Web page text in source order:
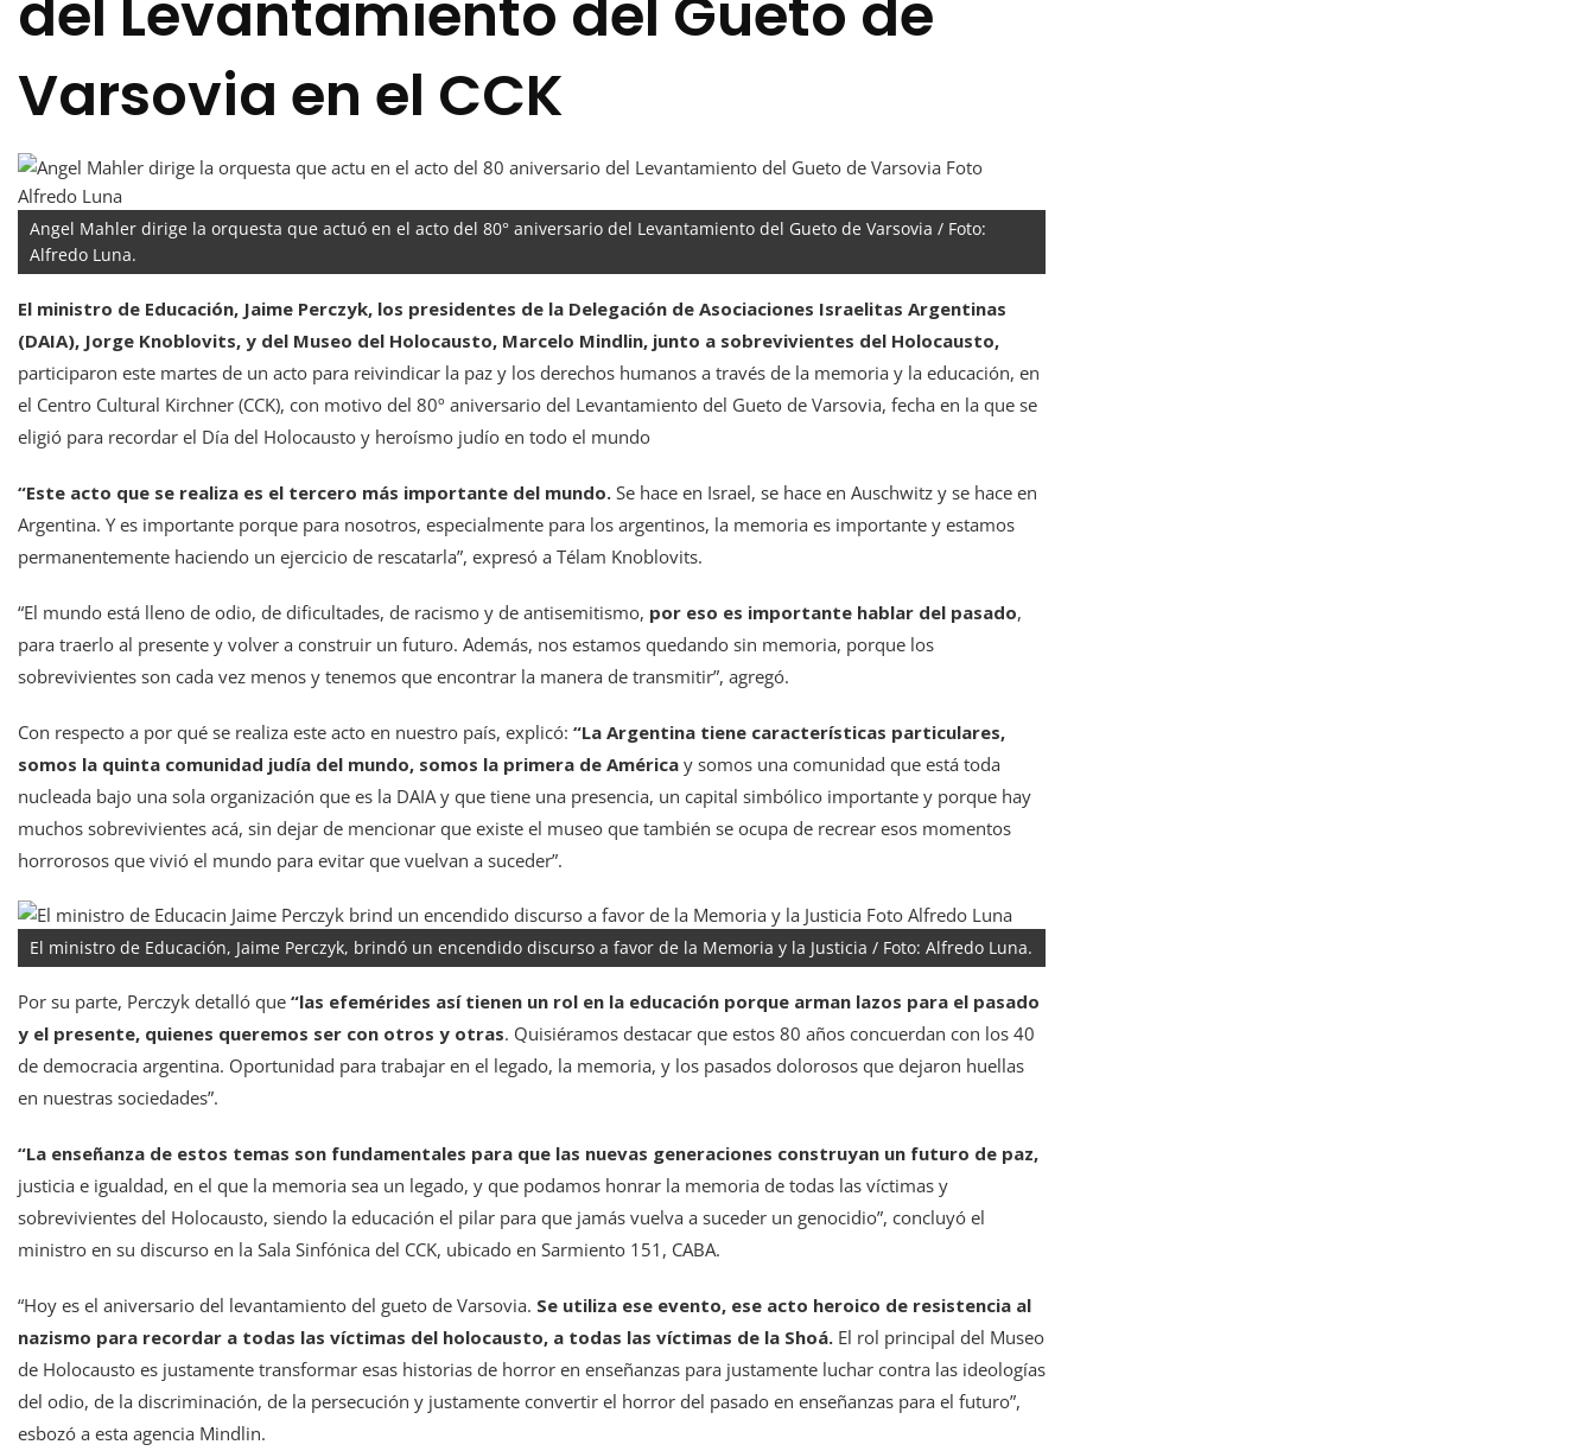
del Levantamiento del Gueto de
Varsovia en el CCK
Angel Mahler dirige la orquesta que actuó en el acto del 80° aniversario del Levantamiento del Gueto de Varsovia / Foto:
Alfredo Luna.
El ministro de Educación, Jaime Perczyk, los presidentes de la Delegación de Asociaciones Israelitas Argentinas
(DAIA), Jorge Knoblovits, y del Museo del Holocausto, Marcelo Mindlin, junto a sobrevivientes del Holocausto,
participaron este martes de un acto para reivindicar la paz y los derechos humanos a través de la memoria y la educación, en
el Centro Cultural Kirchner (CCK), con motivo del 80º aniversario del Levantamiento del Gueto de Varsovia, fecha en la que se
eligió para recordar el Día del Holocausto y heroísmo judío en todo el mundo
“Este acto que se realiza es el tercero más importante del mundo. Se hace en Israel, se hace en Auschwitz y se hace en
Argentina. Y es importante porque para nosotros, especialmente para los argentinos, la memoria es importante y estamos
permanentemente haciendo un ejercicio de rescatarla”, expresó a Télam Knoblovits.
“El mundo está lleno de odio, de dificultades, de racismo y de antisemitismo, por eso es importante hablar del pasado,
para traerlo al presente y volver a construir un futuro. Además, nos estamos quedando sin memoria, porque los
sobrevivientes son cada vez menos y tenemos que encontrar la manera de transmitir”, agregó.
Con respecto a por qué se realiza este acto en nuestro país, explicó: “La Argentina tiene características particulares,
somos la quinta comunidad judía del mundo, somos la primera de América y somos una comunidad que está toda
nucleada bajo una sola organización que es la DAIA y que tiene una presencia, un capital simbólico importante y porque hay
muchos sobrevivientes acá, sin dejar de mencionar que existe el museo que también se ocupa de recrear esos momentos
horrorosos que vivió el mundo para evitar que vuelvan a suceder”.
El ministro de Educación, Jaime Perczyk, brindó un encendido discurso a favor de la Memoria y la Justicia / Foto: Alfredo Luna.
Por su parte, Perczyk detalló que “las efemérides así tienen un rol en la educación porque arman lazos para el pasado
y el presente, quienes queremos ser con otros y otras. Quisiéramos destacar que estos 80 años concuerdan con los 40
de democracia argentina. Oportunidad para trabajar en el legado, la memoria, y los pasados dolorosos que dejaron huellas
en nuestras sociedades”.
“La enseñanza de estos temas son fundamentales para que las nuevas generaciones construyan un futuro de paz,
justicia e igualdad, en el que la memoria sea un legado, y que podamos honrar la memoria de todas las víctimas y
sobrevivientes del Holocausto, siendo la educación el pilar para que jamás vuelva a suceder un genocidio”, concluyó el
ministro en su discurso en la Sala Sinfónica del CCK, ubicado en Sarmiento 151, CABA.
“Hoy es el aniversario del levantamiento del gueto de Varsovia. Se utiliza ese evento, ese acto heroico de resistencia al
nazismo para recordar a todas las víctimas del holocausto, a todas las víctimas de la Shoá. El rol principal del Museo
de Holocausto es justamente transformar esas historias de horror en enseñanzas para justamente luchar contra las ideologías
del odio, de la discriminación, de la persecución y justamente convertir el horror del pasado en enseñanzas para el futuro”,
esbozó a esta agencia Mindlin.